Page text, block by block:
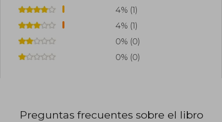
4% (1)
4% (1)
0% (0)
0% (0)
Preguntas frecuentes sobre el libro